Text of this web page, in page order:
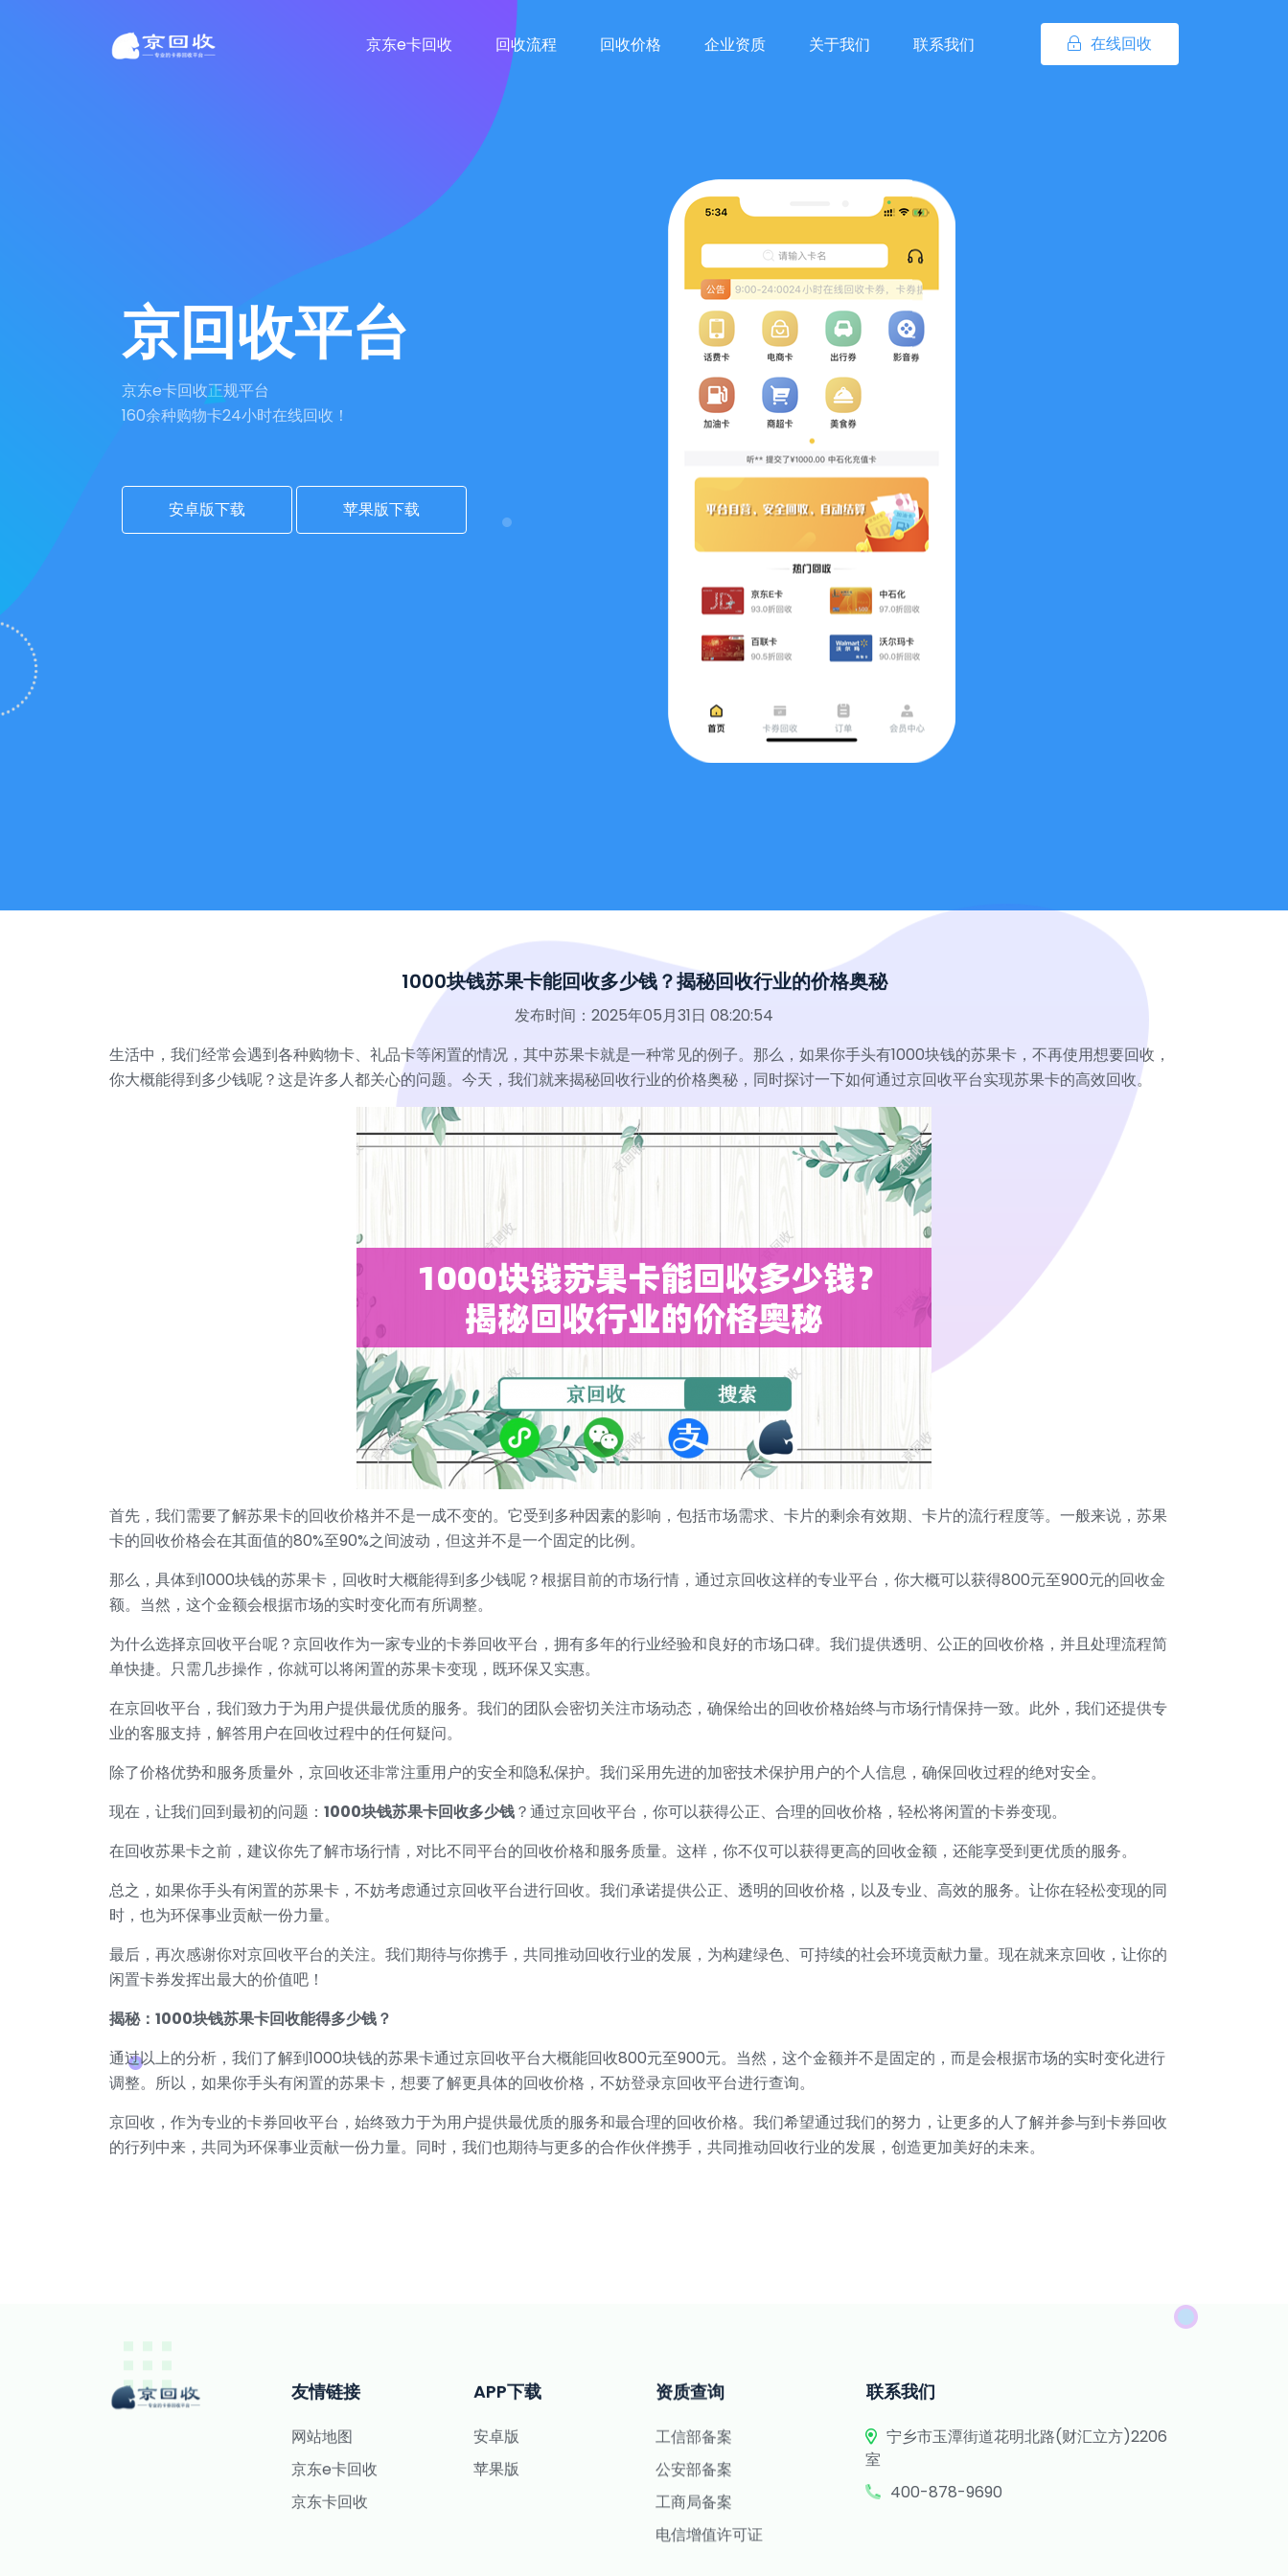
在线回收
京东e卡回收 回收流程 回收价格 企业资质 关于我们 联系我们
京回收平台
京东e卡回收正规平台
160余种购物卡24小时在线回收！
安卓版下载 苹果版下载
1000块钱苏果卡能回收多少钱？揭秘回收行业的价格奥秘
发布时间：2025年05月31日 08:20:54
生活中，我们经常会遇到各种购物卡、礼品卡等闲置的情况，其中苏果卡就是一种常见的例子。那么，如果你手头有1000块钱的苏果卡，不再使用想要回收，
你大概能得到多少钱呢？这是许多人都关心的问题。今天，我们就来揭秘回收行业的价格奥秘，同时探讨一下如何通过京回收平台实现苏果卡的高效回收。
首先，我们需要了解苏果卡的回收价格并不是一成不变的。它受到多种因素的影响，包括市场需求、卡片的剩余有效期、卡片的流行程度等。一般来说，苏果
卡的回收价格会在其面值的80%至90%之间波动，但这并不是一个固定的比例。
那么，具体到1000块钱的苏果卡，回收时大概能得到多少钱呢？根据目前的市场行情，通过京回收这样的专业平台，你大概可以获得800元至900元的回收金
额。当然，这个金额会根据市场的实时变化而有所调整。
为什么选择京回收平台呢？京回收作为一家专业的卡券回收平台，拥有多年的行业经验和良好的市场口碑。我们提供透明、公正的回收价格，并且处理流程简
单快捷。只需几步操作，你就可以将闲置的苏果卡变现，既环保又实惠。
在京回收平台，我们致力于为用户提供最优质的服务。我们的团队会密切关注市场动态，确保给出的回收价格始终与市场行情保持一致。此外，我们还提供专
业的客服支持，解答用户在回收过程中的任何疑问。
除了价格优势和服务质量外，京回收还非常注重用户的安全和隐私保护。我们采用先进的加密技术保护用户的个人信息，确保回收过程的绝对安全。
现在，让我们回到最初的问题： 1000块钱苏果卡回收多少钱？通过京回收平台，你可以获得公正、合理的回收价格，轻松将闲置的卡券变现。
在回收苏果卡之前，建议你先了解市场行情，对比不同平台的回收价格和服务质量。这样，你不仅可以获得更高的回收金额，还能享受到更优质的服务。
总之，如果你手头有闲置的苏果卡，不妨考虑通过京回收平台进行回收。我们承诺提供公正、透明的回收价格，以及专业、高效的服务。让你在轻松变现的同
时，也为环保事业贡献一份力量。
最后，再次感谢你对京回收平台的关注。我们期待与你携手，共同推动回收行业的发展，为构建绿色、可持续的社会环境贡献力量。现在就来京回收，让你的
闲置卡券发挥出最大的价值吧！
揭秘：1000块钱苏果卡回收能得多少钱？
通过以上的分析，我们了解到1000块钱的苏果卡通过京回收平台大概能回收800元至900元。当然，这个金额并不是固定的，而是会根据市场的实时变化进行
调整。所以，如果你手头有闲置的苏果卡，想要了解更具体的回收价格，不妨登录京回收平台进行查询。
京回收，作为专业的卡券回收平台，始终致力于为用户提供最优质的服务和最合理的回收价格。我们希望通过我们的努力，让更多的人了解并参与到卡券回收
的行列中来，共同为环保事业贡献一份力量。同时，我们也期待与更多的合作伙伴携手，共同推动回收行业的发展，创造更加美好的未来。
友情链接
网站地图
京东e卡回收
京东卡回收
APP下载
安卓版
苹果版
资质查询
工信部备案
公安部备案
工商局备案
电信增值许可证
联系我们
宁乡市玉潭街道花明北路(财汇立方)2206
室
400-878-9690